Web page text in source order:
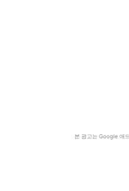
본 광고는 Google 애